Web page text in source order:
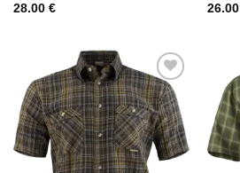
28.00 €
26.00
Add to
Wishlist